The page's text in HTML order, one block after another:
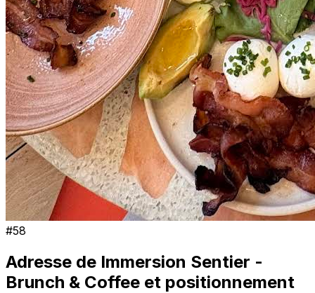
#58
Adresse de Immersion Sentier -
Brunch & Coffee et positionnement